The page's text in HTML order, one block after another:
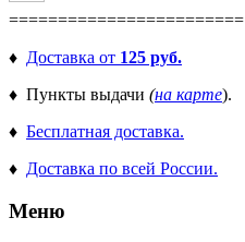
========================
♦ Доставка от 125 руб.
♦ Пункты выдачи (на карте).
♦ Бесплатная доставка.
♦ Доставка по всей России.
Меню